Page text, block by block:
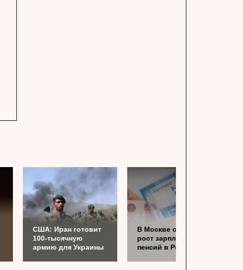
США: Иран готовит
100-тысячную
армию для Украины
В Москве обсудят
рост зарплат и
пенсий в России